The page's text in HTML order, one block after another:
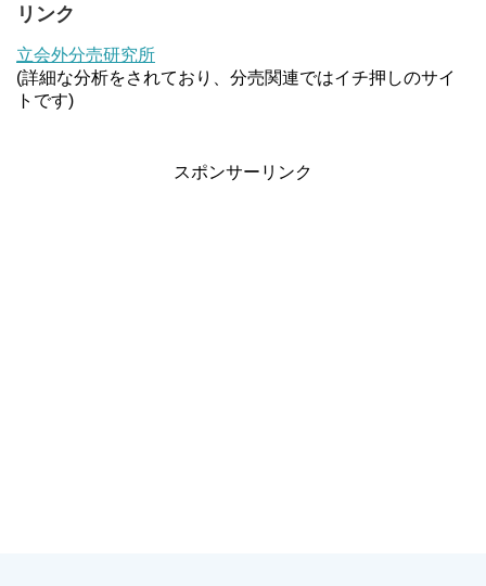
リンク
立会外分売研究所
(詳細な分析をされており、分売関連ではイチ押しのサイ
トです)
スポンサーリンク